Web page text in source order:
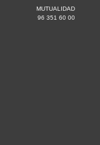
MUTUALIDAD
96 351 60 00